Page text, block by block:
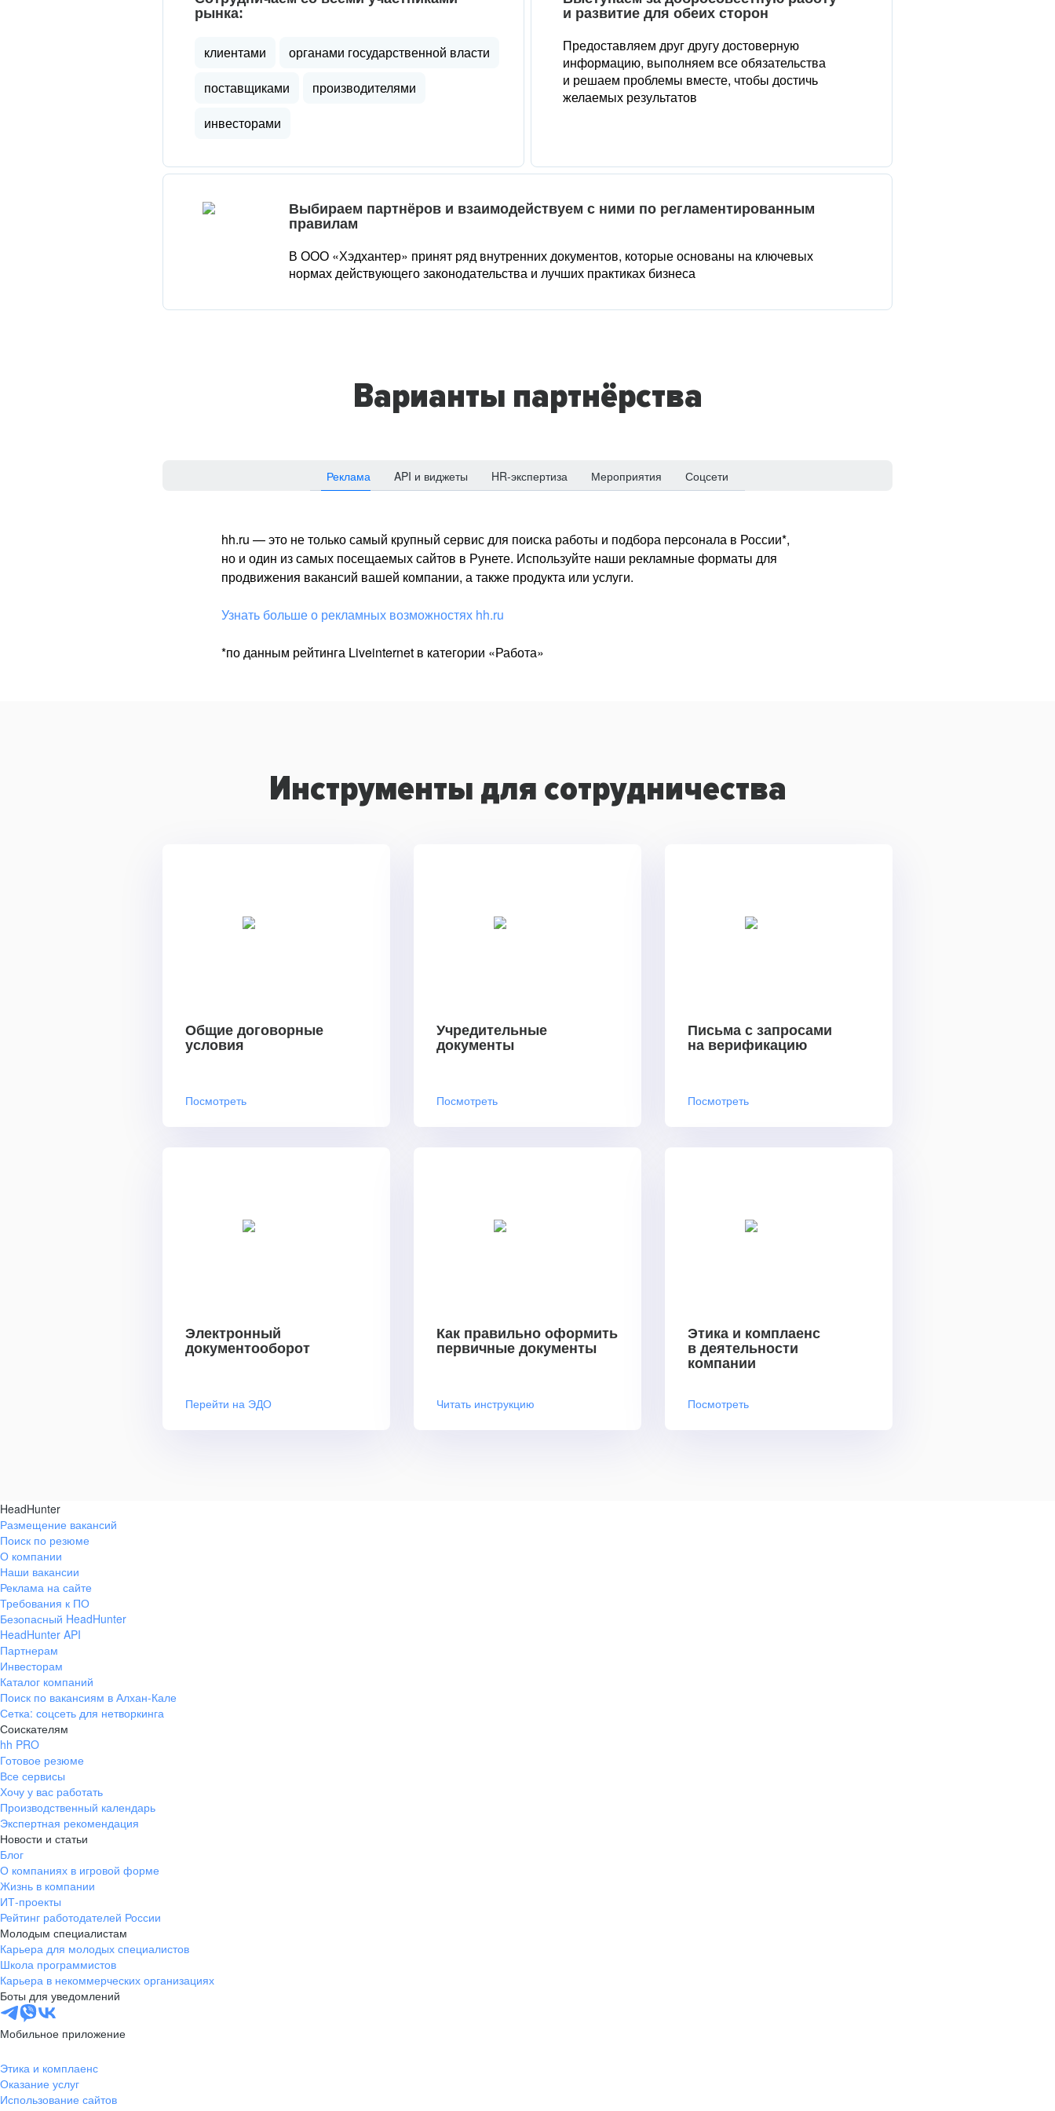
рынка:
клиентами
органами государственной власти
поставщиками
производителями
инвесторами
и развитие для обеих сторон
Предоставляем друг другу достоверную
информацию, выполняем все обязательства
и решаем проблемы вместе, чтобы достичь
желаемых результатов
Выбираем партнёров и взаимодействуем с ними по регламентированным
правилам
В ООО «Хэдхантер» принят ряд внутренних документов, которые основаны на ключевых
нормах действующего законодательства и лучших практиках бизнеса
Варианты партнёрства
Реклама API и виджеты HR-экспертиза Мероприятия Соцсети
hh.ru — это не только самый крупный сервис для поиска работы и подбора персонала в России*,
но и один из самых посещаемых сайтов в Рунете. Используйте наши рекламные форматы для
продвижения вакансий вашей компании, а также продукта или услуги.
Узнать больше о рекламных возможностях hh.ru
*по данным рейтинга Liveinternet в категории «Работа»
Инструменты для сотрудничества
Общие договорные
условия
Посмотреть
Учредительные
документы
Посмотреть
Письма с запросами
на верификацию
Посмотреть
Электронный
документооборот
Перейти на ЭДО
Как правильно оформить
первичные документы
Читать инструкцию
Этика и комплаенс
в деятельности
компании
Посмотреть
HeadHunter
Размещение вакансий
Поиск по резюме
О компании
Наши вакансии
Реклама на сайте
Требования к ПО
Безопасный HeadHunter
HeadHunter API
Партнерам
Инвесторам
Каталог компаний
Поиск по вакансиям в Алхан-Кале
Сетка: соцсеть для нетворкинга
Соискателям
hh PRO
Готовое резюме
Все сервисы
Хочу у вас работать
Производственный календарь
Экспертная рекомендация
Новости и статьи
Блог
О компаниях в игровой форме
Жизнь в компании
ИТ-проекты
Рейтинг работодателей России
Молодым специалистам
Карьера для молодых специалистов
Школа программистов
Карьера в некоммерческих организациях
Боты для уведомлений
Мобильное приложение
Этика и комплаенс
Оказание услуг
Использование сайтов